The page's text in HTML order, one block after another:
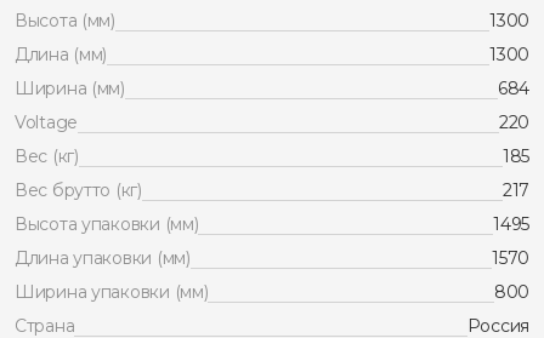
серый
мат./
металлик/
крашенная
(вк273
(285-
574])
Высота (мм)
1300
Длина (мм)
1300
Ширина (мм)
684
Voltage
220
Вес (кг)
185
Вес брутто (кг)
217
Высота упаковки (мм)
1495
Длина упаковки (мм)
1570
Ширина упаковки (мм)
800
Страна
Россия